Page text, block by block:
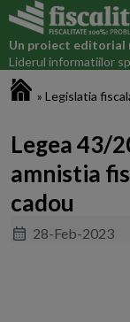
Un proiect editorial
Liderul informatiilor
» Legislatia
Legea 43/
amnistia
cadou
28-Feb-2023